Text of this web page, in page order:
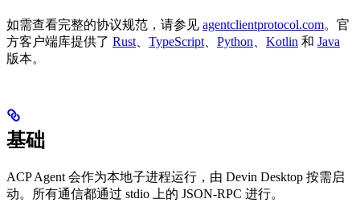
如需查看完整的协议规范，请参见 agentclientprotocol.com。官
方客户端库提供了 Rust TypeScript Python Kotlin 和 Java
版本。
基础
ACP Agent 会作为本地子进程运行，由 Devin Desktop 按需启
动。所有通信都通过 stdio 上的 JSON-RPC 进行。